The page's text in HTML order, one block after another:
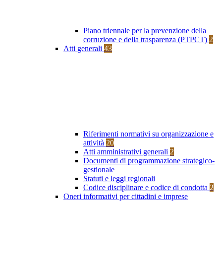
Piano triennale per la prevenzione della
corruzione e della trasparenza (PTPCT) 2
Atti generali 43
Riferimenti normativi su organizzazione e
attività 20
Atti amministrativi generali 2
Documenti di programmazione strategico-
gestionale
Statuti e leggi regionali
Codice disciplinare e codice di condotta 2
Oneri informativi per cittadini e imprese